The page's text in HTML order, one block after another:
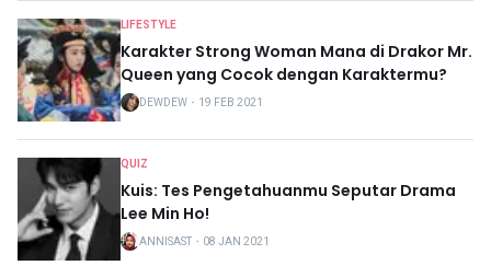
LIFESTYLE
Karakter Strong Woman Mana di Drakor Mr.
Queen yang Cocok dengan Karaktermu?
DEWDEW ・ 19 FEB 2021
QUIZ
Kuis: Tes Pengetahuanmu Seputar Drama
Lee Min Ho!
ANNISAST ・ 08 JAN 2021